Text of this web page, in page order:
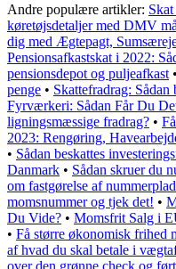
Andre populære artikler:
køretøjsdetaljer med DMV
dig med Ægtepagt,
Pensionsafkastskat i 2022:
pensionsdepot og puljeafkast •
penge • Skattefradrag:
Fyrværkeri: Sådan Får Du
ligningsmæssige fradrag? •
2023: Rengøring,
• Sådan beskattes
Danmark • Sådan skruer du
om fastgørelse af
momsnummer og tjek det! •
Du Vide? • Momsfrit Salg i
• Få større økonomisk frihed
af hvad du skal betale i
over den grønne check og